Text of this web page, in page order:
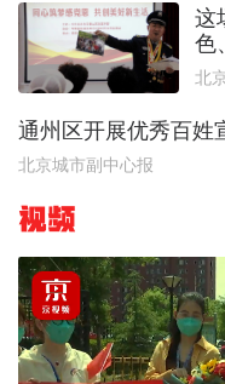
这
色
北
通州区开展优秀百姓
北京城市副中心报
视频